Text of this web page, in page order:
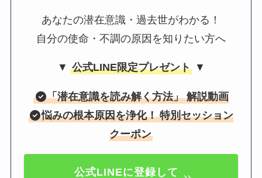
あなたの潜在意識・過去世がわかる！
自分の使命・不調の原因を知りたい方へ
▼ 公式LINE限定プレゼント▼
「潜在意識を読み解く方法」 解説動画
悩みの根本原因を浄化！ 特別セッション
クーポン
公式LINEに登録して